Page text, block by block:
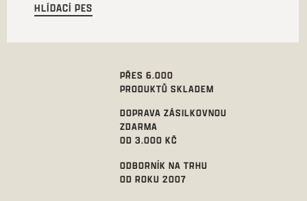
HLÍDACÍ PES
PŘES 6.000
PRODUKTŮ SKLADEM
DOPRAVA ZÁSILKOVNOU
ZDARMA
OD 3.000 KČ
ODBORNÍK NA TRHU
OD ROKU 2007